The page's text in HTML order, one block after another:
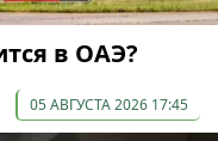
в ОАЭ?
05 АВГУСТА 2026 17:45